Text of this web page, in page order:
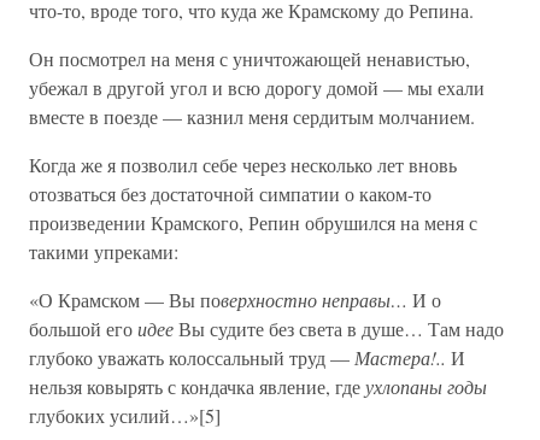
что-то, вроде того, что куда же Крамскому до Репина.
Он посмотрел на меня с уничтожающей ненавистью,
убежал в другой угол и всю дорогу домой — мы ехали
вместе в поезде — казнил меня сердитым молчанием.
Когда же я позволил себе через несколько лет вновь
отозваться без достаточной симпатии о каком-то
произведении Крамского, Репин обрушился на меня с
такими упреками:
«О Крамском — Вы поверхностно неправы… И о
большой егоидееВы судите без света в душе… Там надо
глубоко уважать колоссальный труд — Мастера!.. И
нельзя ковырять с кондачка явление, гдеухлопаны годы
глубоких усилий…»[5]